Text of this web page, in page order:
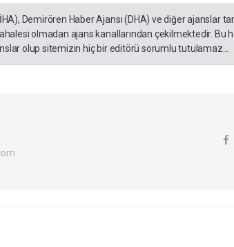
Demirören Haber Ajansı (DHA) ve diğer ajanslar
olmadan ajans kanallarından çekilmektedir. Bu
olup sitemizin hiç bir editörü sorumlu tutulamaz...